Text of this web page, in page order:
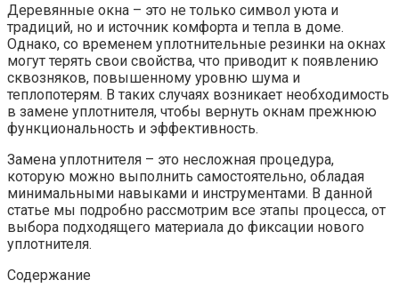
Деревянные окна – это не только символ уюта и
традиций, но и источник комфорта и тепла в доме.
Однако, со временем уплотнительные резинки на окнах
могут терять свои свойства, что приводит к появлению
сквозняков, повышенному уровню шума и
теплопотерям. В таких случаях возникает необходимость
в замене уплотнителя, чтобы вернуть окнам прежнюю
функциональность и эффективность.
Замена уплотнителя – это несложная процедура,
которую можно выполнить самостоятельно, обладая
минимальными навыками и инструментами. В данной
статье мы подробно рассмотрим все этапы процесса, от
выбора подходящего материала до фиксации нового
уплотнителя.
Содержание